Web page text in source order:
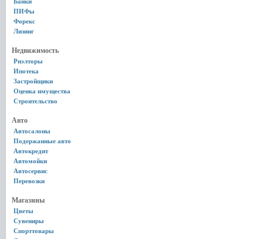
ПИФы
Форекс
Лизинг
Недвижимость
Риэлторы
Ипотека
Застройщики
Оценка имущества
Строительство
Авто
Автосалоны
Подержанные авто
Автокредит
Автомойки
Автосервис
Перевозки
Магазины
Цветы
Сувениры
Спорттовары